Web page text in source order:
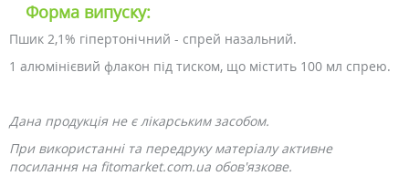
Форма випуску:
Пшик 2,1% гіпертонічний - спрей назальний.
1 алюмінієвий флакон під тиском, що містить 100 мл спрею.
Дана продукція не є лікарським засобом.
При використанні та передруку матеріалу активне
посилання на fitomarket.com.ua обов'язкове.